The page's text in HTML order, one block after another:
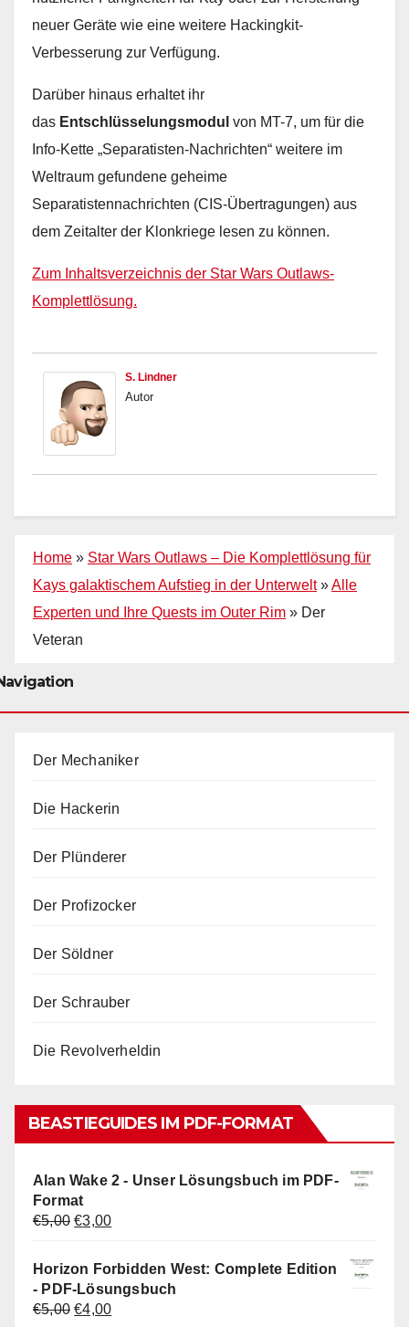
neuer Geräte wie eine weitere Hackingkit-
Verbesserung zur Verfügung.
Darüber hinaus erhaltet ihr
das Entschlüsselungsmodul von MT-7, um für die
Info-Kette „Separatisten-Nachrichten“ weitere im
Weltraum gefundene geheime
Separatistennachrichten (CIS-Übertragungen) aus
dem Zeitalter der Klonkriege lesen zu können.
Zum Inhaltsverzeichnis der Star Wars Outlaws-
Komplettlösung.
S. Lindner
Autor
Home » Star Wars Outlaws – Die Komplettlösung für
Kays galaktischem Aufstieg in der Unterwelt »Alle
Experten und Ihre Quests im Outer Rim » Der
Veteran
Der Mechaniker
Die Hackerin
Der Plünderer
Der Profizocker
Der Söldner
Der Schrauber
Die Revolverheldin
BEASTIEGUIDES IM PDF-FORMAT
Alan Wake 2 - Unser Lösungsbuch im PDF-
Format
€5,00 Ursprünglicher
war:
€5,00
€3,00Aktueller
ist:
€3,00.
Horizon Forbidden West: Complete Edition
- PDF-Lösungsbuch
€5,00 Ursprünglicher
€4,00Aktueller